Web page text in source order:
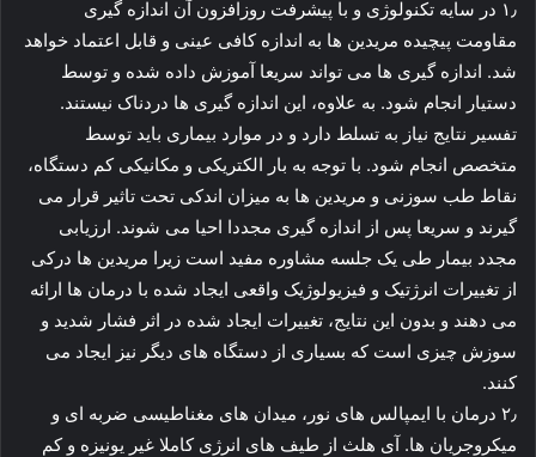
۱٫ در سایه تکنولوژی و با پیشرفت روزافزون آن اندازه گیری
مقاومت پیچیده مریدین ها به اندازه کافی عینی و قابل اعتماد خواهد
شد. اندازه گیری ها می تواند سریعا آموزش داده شده و توسط
دستیار انجام شود. به علاوه، این اندازه گیری ها دردناک نیستند.
تفسیر نتایج نیاز به تسلط دارد و در موارد بیماری باید توسط
متخصص انجام شود. با توجه به بار الکتریکی و مکانیکی کم دستگاه،
نقاط طب سوزنی و مریدین ها به میزان اندکی تحت تاثیر قرار می
گیرند و سریعا پس از اندازه گیری مجددا احیا می شوند. ارزیابی
مجدد بیمار طی یک جلسه مشاوره مفید است زیرا مریدین ها درکی
از تغییرات انرژتیک و فیزیولوژیک واقعی ایجاد شده با درمان ها ارائه
می دهند و بدون این نتایج، تغییرات ایجاد شده در اثر فشار شدید و
سوزش چیزی است که بسیاری از دستگاه های دیگر نیز ایجاد می
کنند.
۲٫ درمان با ایمپالس های نور، میدان های مغناطیسی ضربه ای و
میکروجریان ها. آی هلث از طیف های انرژی کاملا غیر یونیزه و کم